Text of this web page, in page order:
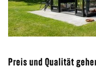
Preis und Qualität